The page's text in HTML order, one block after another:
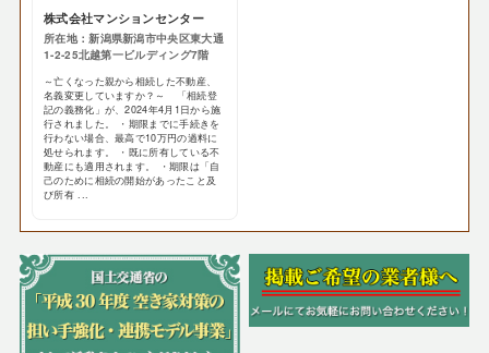
株式会社マンションセンター
所在地：新潟県新潟市中央区東大通
1-2-25北越第一ビルディング7階
～亡くなった親から相続した不動産、
名義変更していますか？～ 「相続登
記の義務化」が、2024年4月1日から施
行されました。 ・期限までに手続きを
行わない場合、最高で10万円の過料に
処せられます。 ・既に所有している不
動産にも適用されます。 ・期限は「自
己のために相続の開始があったこと及
び所有 ...